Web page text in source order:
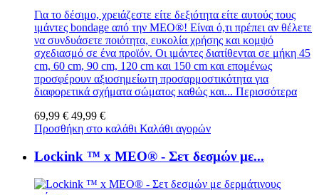
Για το δέσιμο, χρειάζεστε είτε δεξιότητα είτε αυτούς τους
ιμάντες bondage από την MEO®! Είναι ό,τι πρέπει αν θέλετε
να συνδυάσετε ποιότητα, ευκολία χρήσης και κομψό
σχεδιασμό σε ένα προϊόν. Οι ιμάντες διατίθενται σε μήκη 45
cm, 60 cm, 90 cm, 120 cm και 150 cm και επομένως
προσφέρουν αξιοσημείωτη προσαρμοστικότητα για
διαφορετικά σχήματα σώματος καθώς και... Περισσότερα
69,99 € 49,99 €
Προσθήκη στο καλάθι Καλάθι αγορών
Lockink ™ x MEO® - Σετ δεσμών με...